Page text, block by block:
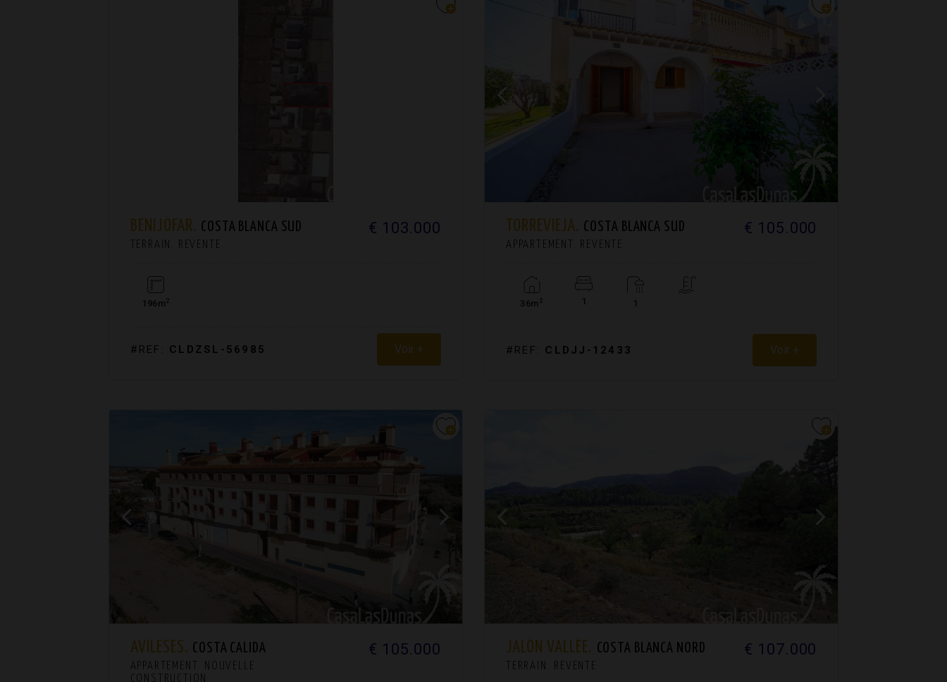
BENIJÓFAR. COSTA BLANCA SUD
TERRAIN. REVENTE
€ 103.000
196m2
#REF: CLDZSL-56985 Voir +
TORREVIEJA. COSTA BLANCA SUD
APPARTEMENT. REVENTE
€ 105.000
36m 2 1 1
#REF: CLDJJ-12433 Voir +
AVILESES. COSTA CALIDA
APPARTEMENT. NOUVELLE
CONSTRUCTION
€ 105.000 JALÓN VALLÉE. COSTA BLANCA NORD
TERRAIN. REVENTE
€ 107.000